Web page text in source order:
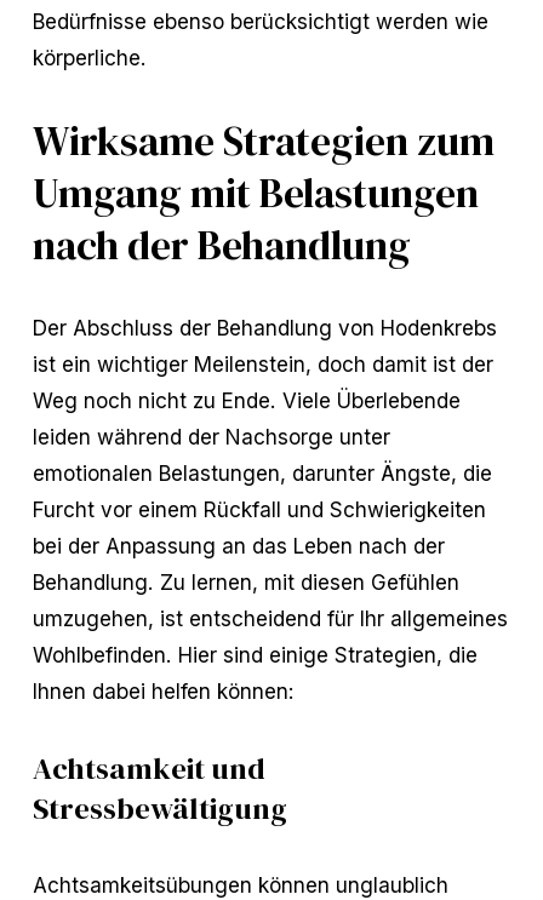
Bedürfnisse ebenso berücksichtigt werden wie
körperliche.
Wirksame Strategien zum
Umgang mit Belastungen
nach der Behandlung
Der Abschluss der Behandlung von Hodenkrebs
ist ein wichtiger Meilenstein, doch damit ist der
Weg noch nicht zu Ende. Viele Überlebende
leiden während der Nachsorge unter
emotionalen Belastungen, darunter Ängste, die
Furcht vor einem Rückfall und Schwierigkeiten
bei der Anpassung an das Leben nach der
Behandlung. Zu lernen, mit diesen Gefühlen
umzugehen, ist entscheidend für Ihr allgemeines
Wohlbefinden. Hier sind einige Strategien, die
Ihnen dabei helfen können:
Achtsamkeit und
Stressbewältigung
Achtsamkeitsübungen können unglaublich